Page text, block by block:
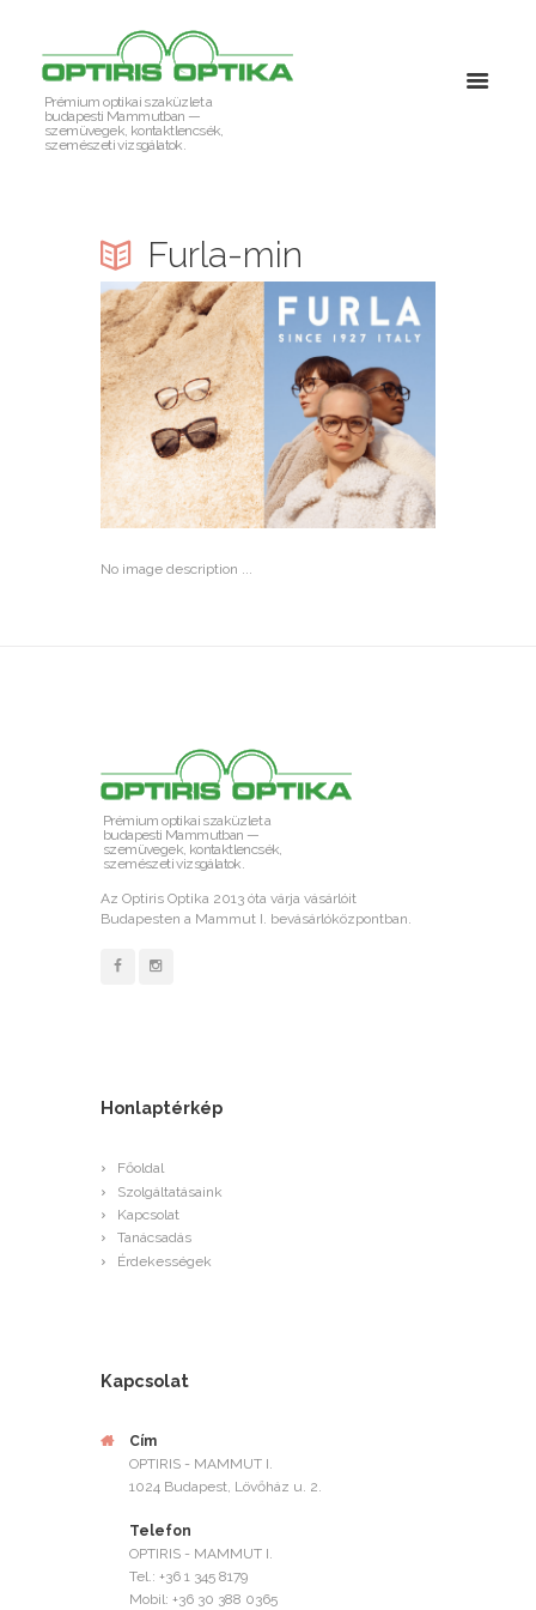
Prémium optikai szaküzlet a
budapesti Mammutban —
szemüvegek, kontaktlencsék,
szemészeti vizsgálatok.
Furla-min
No image description ...
Prémium optikai szaküzlet a
budapesti Mammutban —
szemüvegek, kontaktlencsék,
szemészeti vizsgálatok.
Az Optiris Optika 2013 óta várja vásárlóit
Budapesten a Mammut I. bevásárlóközpontban.
Honlaptérkép
Főoldal
Szolgáltatásaink
Kapcsolat
Tanácsadás
Érdekességek
Kapcsolat
Cím
OPTIRIS - MAMMUT I.
1024 Budapest, Lövőház u. 2.
Telefon
OPTIRIS - MAMMUT I.
Tel.: +36 1 345 8179
Mobil: +36 30 388 0365